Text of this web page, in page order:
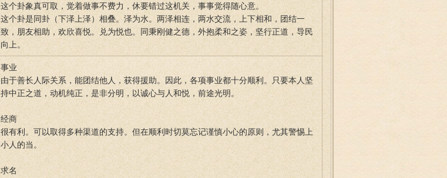
这个卦象真可取，觉着做事不费力，休要错过这机关，事事觉得随心意。
这个卦是同卦（下泽上泽）相叠。泽为水。两泽相连，两水交流，上下相和，团结一
致，朋友相助，欢欣喜悦。兑为悦也。同秉刚健之德，外抱柔和之姿，坚行正道，导民
向上。
事业
由于善长人际关系，能团结他人，获得援助。因此，各项事业都十分顺利。只要本人坚
持中正之道，动机纯正，是非分明，以诚心与人和悦，前途光明。
经商
很有利。可以取得多种渠道的支持。但在顺利时切莫忘记谨慎小心的原则，尤其警惕上
小人的当。
求名